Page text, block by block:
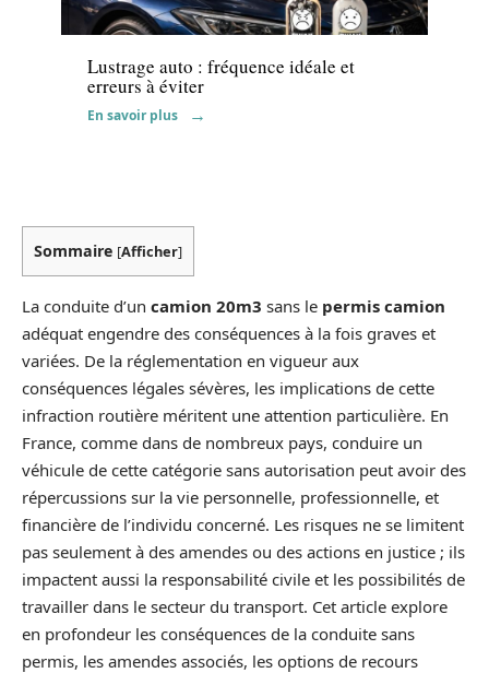
Actu
Lustrage auto : fréquence idéale et
erreurs à éviter
En savoir plus
Sommaire [Afficher]
La conduite d’un camion 20m3 sans le permis camion
adéquat engendre des conséquences à la fois graves et
variées. De la réglementation en vigueur aux
conséquences légales sévères, les implications de cette
infraction routière méritent une attention particulière. En
France, comme dans de nombreux pays, conduire un
véhicule de cette catégorie sans autorisation peut avoir des
répercussions sur la vie personnelle, professionnelle, et
financière de l’individu concerné. Les risques ne se limitent
pas seulement à des amendes ou des actions en justice ; ils
impactent aussi la responsabilité civile et les possibilités de
travailler dans le secteur du transport. Cet article explore
en profondeur les conséquences de la conduite sans
permis, les amendes associés, les options de recours